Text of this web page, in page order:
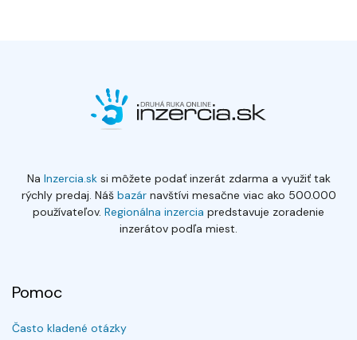
Na Inzercia.sksi môžete podať inzerát zdarma a využiť tak
rýchly predaj. Náš bazárnavštívi mesačne viac ako 500.000
používateľov. Regionálna inzercia predstavuje zoradenie
inzerátov podľa miest.
Pomoc
Často kladené otázky